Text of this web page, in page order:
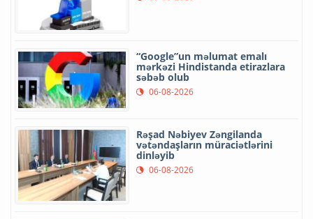
“Google”un məlumat emalı
mərkəzi Hindistanda etirazlara
səbəb olub
06-08-2026
Rəşad Nəbiyev Zəngilanda
vətəndaşların müraciətlərini
dinləyib
06-08-2026